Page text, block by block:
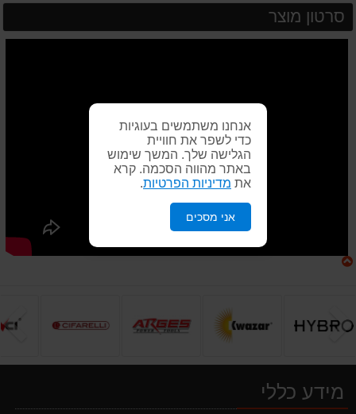
אנחנו משתמשים בעוגיות
כדי לשפר את חוויית
הגלישה שלך. המשך שימוש
באתר מהווה הסכמה. קרא
את מדיניות הפרטיות
אני מסכים
סרטון מוצר
הקודם
מידע כללי
מברג נטען היברו HYBRO H300
179.00 ₪